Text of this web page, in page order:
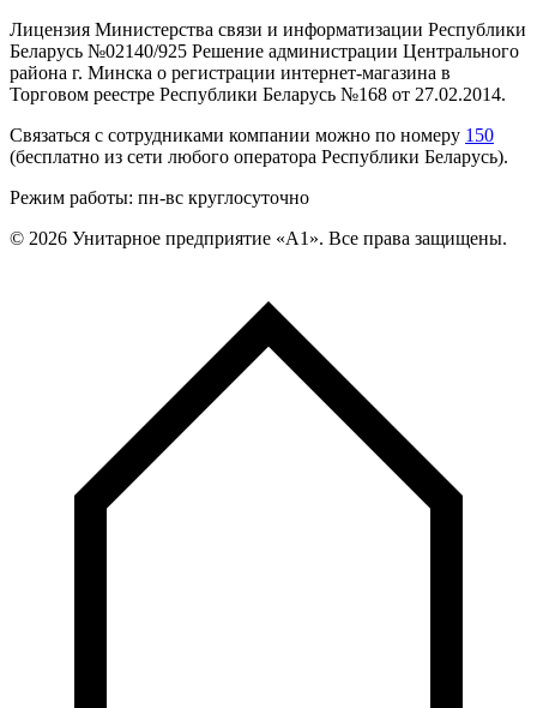
Лицензия Министерства связи и информатизации Республики
Беларусь №02140/925 Решение администрации Центрального
района г. Минска о регистрации интернет-магазина в
Торговом реестре Республики Беларусь №168 от 27.02.2014.
Связаться с сотрудниками компании можно по номеру 150
(бесплатно из сети любого оператора Республики Беларусь).
Режим работы: пн-вс круглосуточно
© 2026 Унитарное предприятие «А1». Все права защищены.